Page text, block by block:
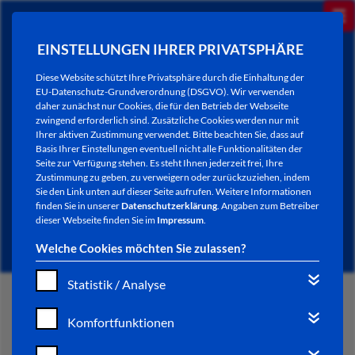
EINSTELLUNGEN IHRER PRIVATSPHÄRE
Diese Website schützt Ihre Privatsphäre durch die Einhaltung der
EU-Datenschutz-Grundverordnung (DSGVO). Wir verwenden
daher zunächst nur Cookies, die für den Betrieb der Webseite
zwingend erforderlich sind. Zusätzliche Cookies werden nur mit
Ihrer aktiven Zustimmung verwendet. Bitte beachten Sie, dass auf
Basis Ihrer Einstellungen eventuell nicht alle Funktionalitäten der
Seite zur Verfügung stehen. Es steht Ihnen jederzeit frei, Ihre
Zustimmung zu geben, zu verweigern oder zurückzuziehen, indem
Sie den Link unten auf dieser Seite aufrufen. Weitere Informationen
finden Sie in unsererDatenschutzerklärung. Angaben zum Betreiber
dieser Webseite finden Sie im Impressum.
Welche Cookies möchten Sie zulassen?
Statistik / Analyse
Komfortfunktionen
NEWSLETTER / CITY LETTER
START